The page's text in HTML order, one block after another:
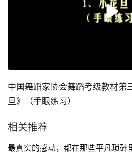
中国舞蹈家协会舞蹈考级教材第
旦》（手眼练习）
相关推荐
最真实的感动，都在那些平凡琐